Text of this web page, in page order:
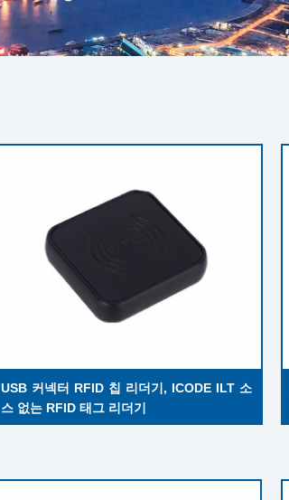
USB 커넥터 RFID 칩 리더기, ICODE ILT 소
스 없는 RFID 태그 리더기